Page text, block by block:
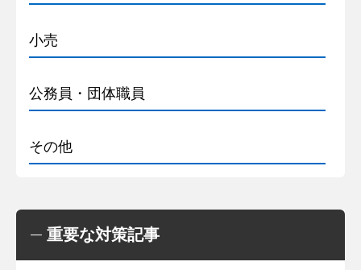
小売
公務員・団体職員
その他
重要な対策記事